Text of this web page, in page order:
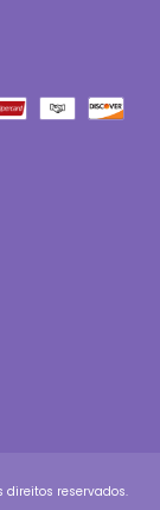
reservados.